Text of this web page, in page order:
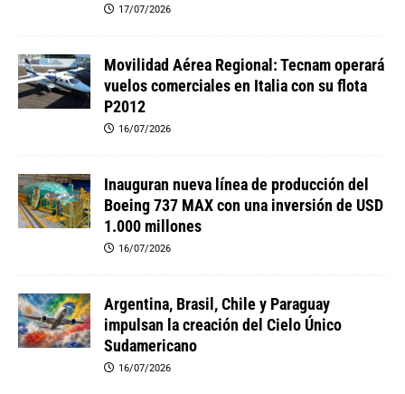
17/07/2026
Movilidad Aérea Regional: Tecnam operará
vuelos comerciales en Italia con su flota
P2012
16/07/2026
Inauguran nueva línea de producción del
Boeing 737 MAX con una inversión de USD
1.000 millones
16/07/2026
Argentina, Brasil, Chile y Paraguay
impulsan la creación del Cielo Único
Sudamericano
16/07/2026